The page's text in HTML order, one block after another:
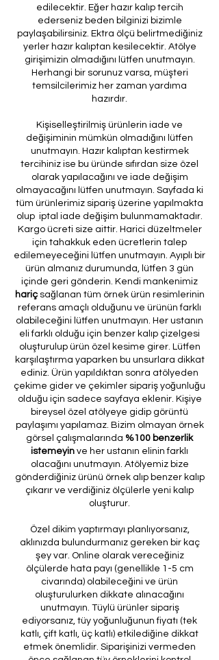
edilecektir. Eğer hazır kalıp tercih
ederseniz beden bilginizi bizimle
paylaşabilirsiniz. Ektra ölçü belirtmediğiniz
yerler hazır kalıptan kesilecektir. Atölye
girişimizin olmadığını lütfen unutmayın.
Herhangi bir sorunuz varsa, müşteri
temsilcilerimiz her zaman yardıma
hazırdır.
Kişiselleştirilmiş ürünlerin iade ve
değişiminin mümkün olmadığını lütfen
unutmayın. Hazır kalıptan kestirmek
tercihiniz ise bu üründe sıfırdan size özel
olarak yapılacağını ve iade değişim
olmayacağını lütfen unutmayın. Sayfada ki
tüm ürünlerimiz sipariş üzerine yapılmakta
olup iptal iade değişim bulunmamaktadır.
Kargo ücreti size aittir. Harici düzeltmeler
için tahakkuk eden ücretlerin talep
edilemeyeceğini lütfen unutmayın. Ayıplı bir
ürün almanız durumunda, lütfen 3 gün
içinde geri gönderin. Kendi mankenimiz
hariçsağlanan tüm örnek ürün resimlerinin
referans amaçlı olduğunu ve ürünün farklı
olabileceğini lütfen unutmayın. Her ustanın
eli farklı olduğu için benzer kalıp çizelgesi
oluşturulup ürün özel kesime girer. Lütfen
karşılaştırma yaparken bu unsurlara dikkat
ediniz. Ürün yapıldıktan sonra atölyeden
çekime gider ve çekimler sipariş yoğunluğu
olduğu için sadece sayfaya eklenir. Kişiye
bireysel özel atölyeye gidip görüntü
paylaşımı yapılamaz. Bizim olmayan örnek
görsel çalışmalarında %100 benzerlik
istemeyin ve her ustanın elinin farklı
olacağını unutmayın. Atölyemiz bize
gönderdiğiniz ürünü örnek alıp benzer kalıp
çıkarır ve verdiğiniz ölçülerle yeni kalıp
oluşturur.
Özel dikim yaptırmayı planlıyorsanız,
aklınızda bulundurmanız gereken bir kaç
şey var. Online olarak vereceğiniz
ölçülerde hata payı (genellikle 1-5 cm
civarında) olabileceğini ve ürün
oluşturulurken dikkate alınacağını
unutmayın. Tüylü ürünler sipariş
ediyorsanız, tüy yoğunluğunun fiyatı (tek
katlı, çift katlı, üç katlı) etkilediğine dikkat
etmek önemlidir. Siparişinizi vermeden